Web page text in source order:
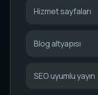
Hizmet sayfaları
Blog altyapısı
SEO uyumlu yayın